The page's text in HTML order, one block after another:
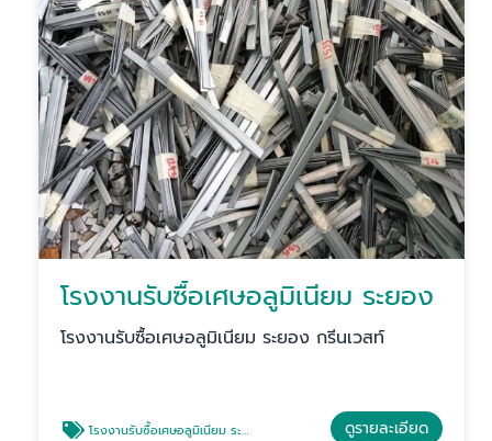
โรงงานรับซื้อเศษอลูมิเนียม ระยอง
โรงงานรับซื้อเศษอลูมิเนียม ระยอง กรีนเวสท์
โรงงานรับซื้อเศษอลูมิเนียม ระยอง ดูรายละเอียด